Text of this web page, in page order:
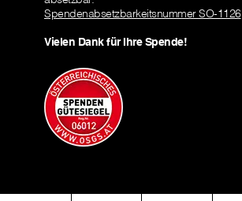
Spendenabsetzbarkeitsnummer SO-1126
Vielen Dank für Ihre Spende!